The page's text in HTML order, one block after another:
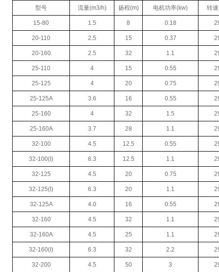
型号 流量(m3/h) 扬程(m) 电机功率(kw) 转速
15-80 1.5 8 0.18
20-110 2.5 15 0.37
20-160 2.5 32 1.1
25-110 4 15 0.55
25-125 4 20 0.75
25-125A 3.6 16 0.55
25-160 4 32 1.5
25-160A 3.7 28 1.1
32-100 4.5 12.5 0.55
32-100(I) 6.3 12.5 1.1
32-125 4.5 20 0.75
32-125(I) 6.3 20 1.1
32-125A 4.0 16 0.55
32-160 4.5 32 1.1
32-160A 4.5 25 1.1
32-160(I) 6.3 32 2.2
32-200 4.5 50 3